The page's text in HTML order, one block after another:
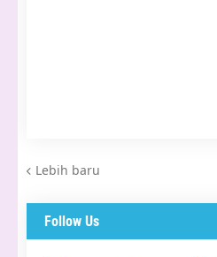
Lebih baru
Follow Us